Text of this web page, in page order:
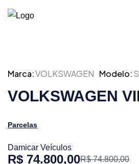
Marca:VOLKSWAGEN Modelo:
VOLKSWAGEN
Parcelas
Damicar Veículos
R$ 74.800,00R$ 74.800,00